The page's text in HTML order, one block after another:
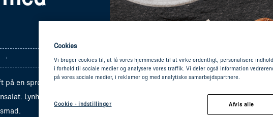
en sprød sandwich med
Lynhurtig mad til
Cookies
Vi bruger cookies til, at få vores hjemmeside til at virke ordentligt, personalisere
i forhold til sociale medier og analysere vores traffik. Vi deler også information
på vores sociale medier, i reklamer og med analytiske samarbejdspartnere.
Cookie - indstillinger Afvis alle